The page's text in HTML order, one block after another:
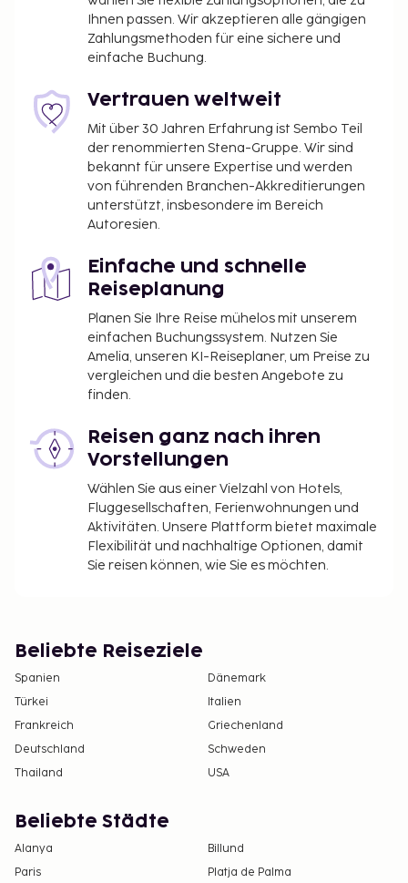
Rezeption, Restaurant, Frühstücksraum, Innenpool,
Fitnessraum, Sauna, Jacuzzi, Bar, Konferenzraum, Wi-
Anzahl Parkplätze.
Optionen
Kinderbett Kostenlos, Vorbestellung. Kinderstuhl
Kostenlos.
Sonstiges
6 Stockwerke, Aufzug.
Ankunft
Anreisetag beliebig. Einchecken ab 16:00 Uhr am
Anreisetag, Auschecken spätestens um 11:00 Uhr am
Abreisetag. Sollte Ihr Zimmer früher fertig sein,
können Sie vor 16:00 Uhr einchecken.
zeitpunkt: 11:00.
Ihnen passen. Wir akzeptieren alle gängigen
Zahlungsmethoden für eine sichere und
einfache Buchung.
Vertrauen weltweit
Mit über 30 Jahren Erfahrung ist Sembo Teil
der renommierten Stena-Gruppe. Wir sind
bekannt für unsere Expertise und werden
von führenden Branchen-Akkreditierungen
unterstützt, insbesondere im Bereich
Autoresien.
Einfache und schnelle
Reiseplanung
Planen Sie Ihre Reise mühelos mit unserem
einfachen Buchungssystem. Nutzen Sie
Amelia, unseren KI-Reiseplaner, um Preise zu
vergleichen und die besten Angebote zu
finden.
Reisen ganz nach ihren
Vorstellungen
Wählen Sie aus einer Vielzahl von Hotels,
Fluggesellschaften, Ferienwohnungen und
Aktivitäten. Unsere Plattform bietet maximale
Flexibilität und nachhaltige Optionen, damit
Sie reisen können, wie Sie es möchten.
Beliebte Reiseziele
Spanien
Dänemark
Türkei
Italien
Frankreich
Griechenland
Deutschland
Schweden
Thailand
USA
Beliebte Städte
Alanya
Billund
Paris
Platja de Palma